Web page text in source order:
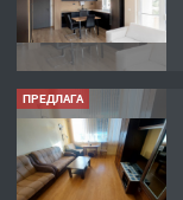
ПРЕДЛАГА